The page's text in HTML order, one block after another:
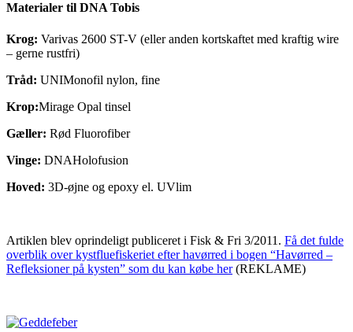
Materialer til DNA Tobis
Krog: Varivas 2600 ST-V (eller anden kortskaftet med kraftig wire
– gerne rustfri)
Tråd: UNIMonofil nylon, fine
Krop:Mirage Opal tinsel
Gæller: Rød Fluorofiber
Vinge: DNAHolofusion
Hoved: 3D-øjne og epoxy el. UVlim
Artiklen blev oprindeligt publiceret i Fisk & Fri 3/2011. Få det fulde
overblik over kystfluefiskeriet efter havørred i bogen “Havørred –
Refleksioner på kysten” som du kan købe her(REKLAME)